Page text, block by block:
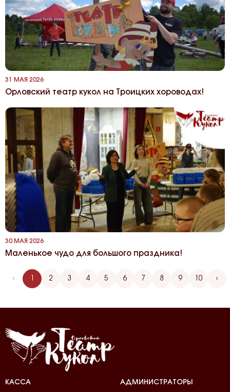
31 МАЯ 2026
Орловский театр кукол на Троицких хороводах!
30 МАЯ 2026
Маленькое чудо для большого праздника!
‹ 2 3 4 5 6 7 8 9 10 ›
КАССА
АДМИНИСТРАТОРЫ